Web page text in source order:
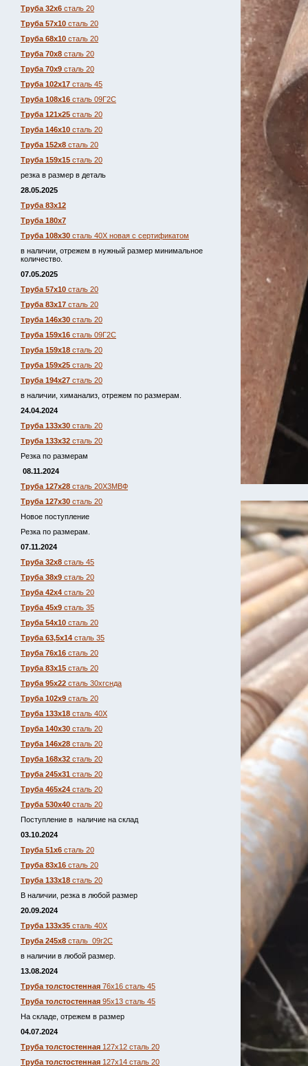
Труба 32х6 сталь 20
Труба 57х10 сталь 20
Труба 68х10 сталь 20
Труба 70х8 сталь 20
Труба 70х9 сталь 20
Труба 102х17 сталь 45
Труба 108х16 сталь 09Г2С
Труба 121х25 сталь 20
Труба 146х10 сталь 20
Труба 152х8 сталь 20
Труба 159х15 сталь 20
резка в размер в деталь
28.05.2025
Труба 83х12
Труба 180х7
Труба 108х30 сталь 40Х новая с сертификатом
в наличии, отрежем в нужный размер минимальное
количество.
07.05.2025
Труба 57х10 сталь 20
Труба 83х17 сталь 20
Труба 146х30 сталь 20
Труба 159х16 сталь 09Г2С
Труба 159х18 сталь 20
Труба 159х25 сталь 20
Труба 194х27 сталь 20
в наличии, химанализ, отрежем по размерам.
24.04.2024
Труба 133х30 сталь 20
Труба 133х32 сталь 20
Резка по размерам
08.11.2024
Труба 127х28 сталь 20Х3МВФ
Труба 127х30 сталь 20
Новое поступление
Резка по размерам.
07.11.2024
Труба 32х8 сталь 45
Труба 38х9 сталь 20
Труба 42х4 сталь 20
Труба 45х9 сталь 35
Труба 54х10 сталь 20
Труба 63,5х14 сталь 35
Труба 76х16 сталь 20
Труба 83х15 сталь 20
Труба 95х22 сталь 30хгснда
Труба 102х9 сталь 20
Труба 133х18 сталь 40Х
Труба 140х30 сталь 20
Труба 146х28 сталь 20
Труба 168х32 сталь 20
Труба 245х31 сталь 20
Труба 465х24 сталь 20
Труба 530х40 сталь 20
Поступление в наличие на склад
03.10.2024
Труба 51х6 сталь 20
Труба 83х16 сталь 20
Труба 133х18 сталь 20
В наличии, резка в любой размер
20.09.2024
Труба 133х35 сталь 40Х
Труба 245х8 сталь 09г2С
в наличии в любой размер.
13.08.2024
Труба толстостенная 76х16 сталь 45
Труба толстостенная 95х13 сталь 45
На складе, отрежем в размер
04.07.2024
Труба толстостенная 127х12 сталь 20
Труба толстостенная 127х14 сталь 20